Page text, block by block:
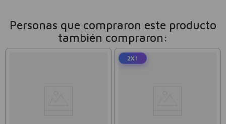
Personas que compraron este producto
también compraron:
2X1